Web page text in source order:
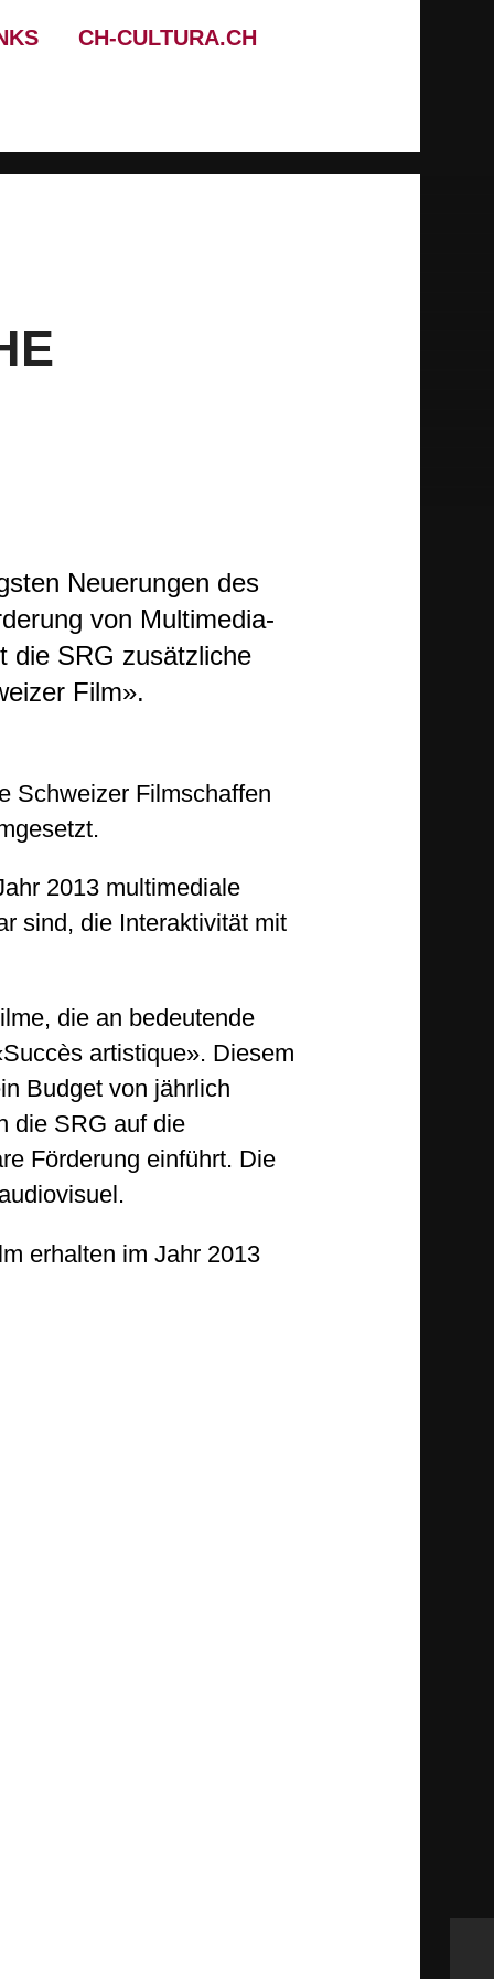
CH-CULTURA.CH
Neuerungen des
von Multimedia-
die SRG zusätzliche
Film».
Schweizer Filmschaffen
2013 multimediale
sind, die Interaktivität mit
die an bedeutende
artistique». Diesem
Budget von jährlich
die SRG auf die
Förderung einführt. Die
erhalten im Jahr 2013